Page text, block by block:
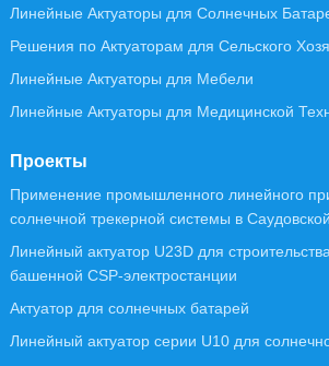
Линейные Актуаторы для Солнечных
Решения по Актуаторам для Сельского
Линейные Актуаторы для Мебели
Линейные Актуаторы для Медицинской
Проекты
Применение промышленного линейного
солнечной трекерной системы в
Линейный актуатор U23D для
башенной CSP-электростанции
Актуатор для солнечных батарей
Линейный актуатор серии U10 для